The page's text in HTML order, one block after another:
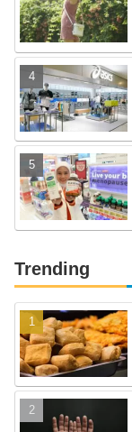
Trending